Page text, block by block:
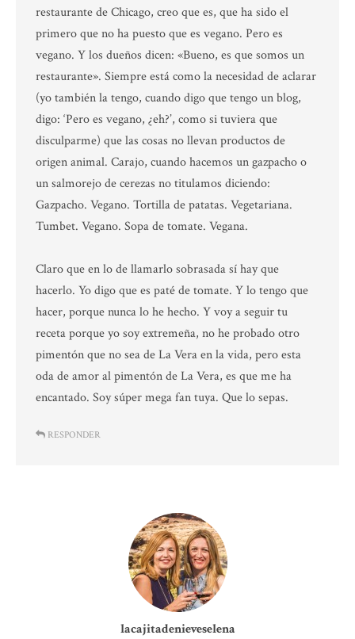
restaurante de Chicago, creo que es, que ha sido el
primero que no ha puesto que es vegano. Pero es
vegano. Y los dueños dicen: «Bueno, es que somos un
restaurante». Siempre está como la necesidad de aclarar
(yo también la tengo, cuando digo que tengo un blog,
digo: ‘Pero es vegano, ¿eh?’, como si tuviera que
disculparme) que las cosas no llevan productos de
origen animal. Carajo, cuando hacemos un gazpacho o
un salmorejo de cerezas no titulamos diciendo:
Gazpacho. Vegano. Tortilla de patatas. Vegetariana.
Tumbet. Vegano. Sopa de tomate. Vegana.
Claro que en lo de llamarlo sobrasada sí hay que
hacerlo. Yo digo que es paté de tomate. Y lo tengo que
hacer, porque nunca lo he hecho. Y voy a seguir tu
receta porque yo soy extremeña, no he probado otro
pimentón que no sea de La Vera en la vida, pero esta
oda de amor al pimentón de La Vera, es que me ha
encantado. Soy súper mega fan tuya. Que lo sepas.
RESPONDER
lacajitadenieveselena